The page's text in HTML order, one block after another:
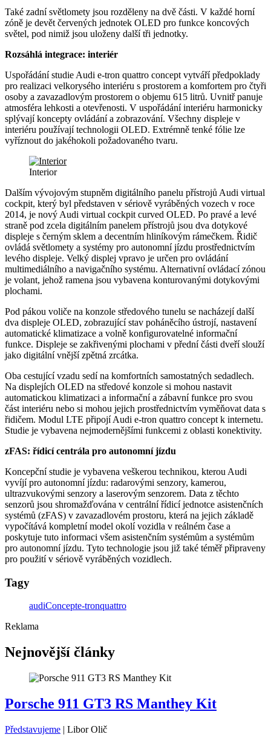
Také zadní světlomety jsou rozděleny na dvě části. V každé horní
zóně je devět červených jednotek OLED pro funkce koncových
světel, pod nimiž jsou uloženy další tři jednotky.
Rozsáhlá integrace: interiér
Uspořádání studie Audi e-tron quattro concept vytváří předpoklady
pro realizaci velkorysého interiéru s prostorem a komfortem pro čtyři
osoby a zavazadlovým prostorem o objemu 615 litrů. Uvnitř panuje
atmosféra lehkosti a otevřenosti. V uspořádání interiéru harmonicky
splývají koncepty ovládání a zobrazování. Všechny displeje v
interiéru používají technologii OLED. Extrémně tenké fólie lze
vyříznout do jakéhokoli požadovaného tvaru.
Interior
Dalším vývojovým stupněm digitálního panelu přístrojů Audi virtual
cockpit, který byl představen v sériově vyráběných vozech v roce
2014, je nový Audi virtual cockpit curved OLED. Po pravé a levé
straně pod zcela digitálním panelem přístrojů jsou dva dotykové
displeje s černým sklem a decentním hliníkovým rámečkem. Řidič
ovládá světlomety a systémy pro autonomní jízdu prostřednictvím
levého displeje. Velký displej vpravo je určen pro ovládání
multimediálního a navigačního systému. Alternativní ovládací zónou
je volant, jehož ramena jsou vybavena konturovanými dotykovými
plochami.
Pod pákou voliče na konzole středového tunelu se nacházejí další
dva displeje OLED, zobrazující stav poháněcího ústrojí, nastavení
automatické klimatizace a volně konfigurovatelné informační
funkce. Displeje se zakřivenými plochami v přední části dveří slouží
jako digitální vnější zpětná zrcátka.
Oba cestující vzadu sedí na komfortních samostatných sedadlech.
Na displejích OLED na středové konzole si mohou nastavit
automatickou klimatizaci a informační a zábavní funkce pro svou
část interiéru nebo si mohou jejich prostřednictvím vyměňovat data s
řidičem. Modul LTE připojí Audi e-tron quattro concept k internetu.
Studie je vybavena nejmodernějšími funkcemi z oblasti konektivity.
zFAS: řídicí centrála pro autonomní jízdu
Koncepční studie je vybavena veškerou technikou, kterou Audi
vyvíjí pro autonomní jízdu: radarovými senzory, kamerou,
ultrazvukovými senzory a laserovým senzorem. Data z těchto
senzorů jsou shromažďována v centrální řídicí jednotce asistenčních
systémů (zFAS) v zavazadlovém prostoru, která na jejich základě
vypočítává kompletní model okolí vozidla v reálném čase a
poskytuje tuto informaci všem asistenčním systémům a systémům
pro autonomní jízdu. Tyto technologie jsou již také téměř připraveny
pro použití v sériově vyráběných vozidlech.
Tagy
audiConcepte-tronquattro
Reklama
Nejnovější články
Porsche 911 GT3 RS Manthey Kit
Představujeme | Libor Olič